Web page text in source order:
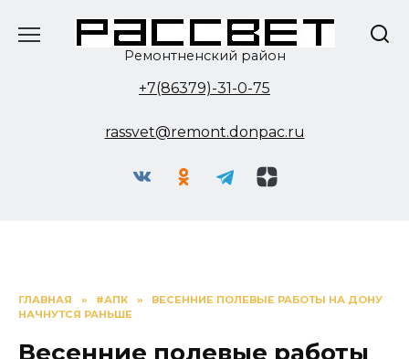
Ремонтненский район
+7(86379)-31-0-75
rassvet@remont.donpac.ru
ГЛАВНАЯ » #АПК »
ВЕСЕННИЕ ПОЛЕВЫЕ РАБОТЫ НА ДОНУ
НАЧНУТСЯ РАНЬШЕ
Весенние полевые работы